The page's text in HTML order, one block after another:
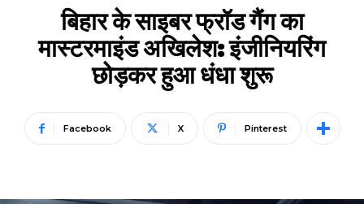
बिहार के साइबर फ्रॉड गैंग का
मास्टरमाइंड अखिलेश: इंजीनियरिंग
छोड़कर हुआ धंधा शुरू
Facebook X Pinterest